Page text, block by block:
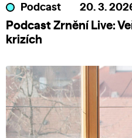
Podcast 20. 3.
Podcast Zrnění Live:
krizích